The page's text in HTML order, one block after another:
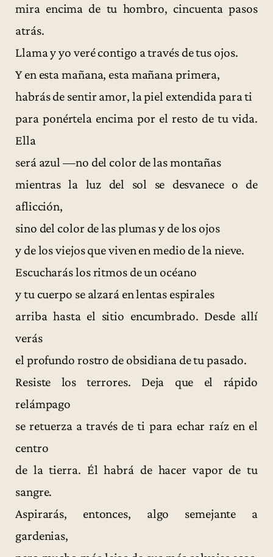
mira encima de tu hombro, cincuenta pasos
atrás.
Llama y yo veré contigo a través de tus ojos.
Y en esta mañana, esta mañana primera,
habrás de sentir amor, la piel extendida para ti
para ponértela encima por el resto de tu vida.
Ella
será azul —no del color de las montañas
mientras la luz del sol se desvanece o de
aflicción,
sino del color de las plumas y de los ojos
y de los viejos que viven en medio de la nieve.
Escucharás los ritmos de un océano
y tu cuerpo se alzará en lentas espirales
arriba hasta el sitio encumbrado. Desde allí
verás
el profundo rostro de obsidiana de tu pasado.
Resiste los terrores. Deja que el rápido
relámpago
se retuerza a través de ti para echar raíz en el
centro
de la tierra. Él habrá de hacer vapor de tu
sangre.
Aspirarás, entonces, algo semejante a
gardenias,